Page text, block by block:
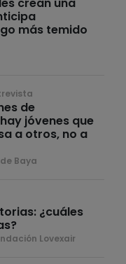
más temido
de
jóvenes que
a otros, no a
Baya
¿cuáles
Lovexair